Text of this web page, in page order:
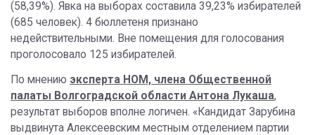
(58,39%). Явка на выборах составила 39,23% избирателей
(685 человек). 4 бюллетеня признано
недействительными. Вне помещения для голосования
проголосовало 125 избирателей.
По мнению эксперта НОМ, члена Общественной
палаты Волгоградской области Антона Лукаша,
результат выборов вполне логичен. «Кандидат Зарубина
выдвинута Алексеевским местным отделением партии